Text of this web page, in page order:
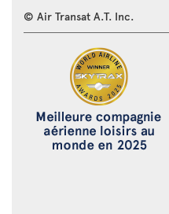
© Air Transat A.T. Inc.